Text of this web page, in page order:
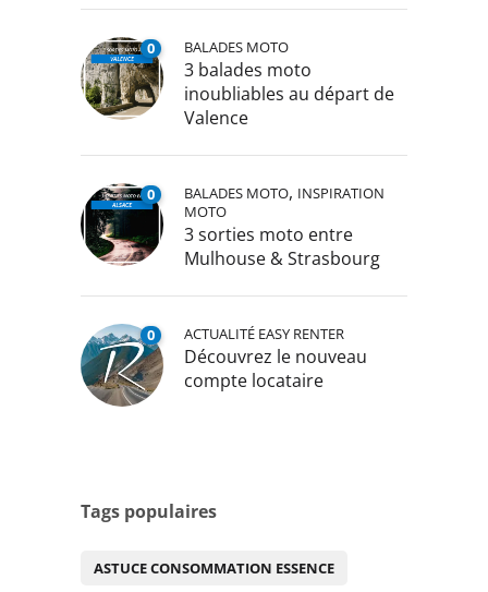
0 BALADES MOTO
3 balades moto
inoubliables au départ de
Valence
0 BALADES MOTO, INSPIRATION
MOTO
3 sorties moto entre
Mulhouse & Strasbourg
0 ACTUALITÉ EASY RENTER
Découvrez le nouveau
compte locataire
Tags populaires
ASTUCE CONSOMMATION ESSENCE